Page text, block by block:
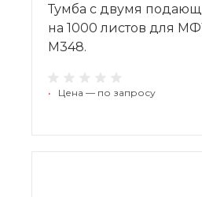
Тумба с двумя
на 1000 листов для
M348.
• Цена — по запросу